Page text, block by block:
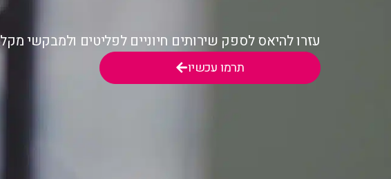
עזרו להיאס לספק שירותים חיוניים לפליטים ולמבקשי
תרמו עכשיו